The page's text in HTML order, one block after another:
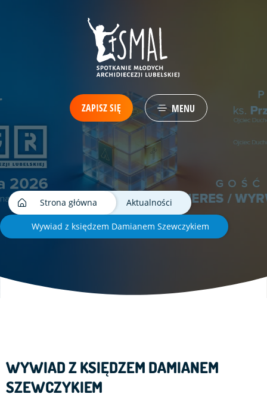
ZAPISZ SIĘ MENU
Strona główna Aktualności
Wywiad z księdzem Damianem Szewczykiem
WYWIAD Z KSIĘDZEM DAMIANEM
SZEWCZYKIEM